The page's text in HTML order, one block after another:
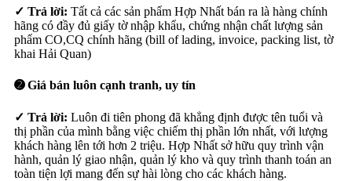
✓ Trả lời: Tất cả các sản phẩm Hợp Nhất bán ra là hàng chính
hãng có đầy đủ giấy tờ nhập khẩu, chứng nhận chất lượng sản
phẩm CO,CQ chính hãng (bill of lading, invoice, packing list, tờ
khai Hải Quan)
➋ Giá bán luôn cạnh tranh, uy tín
✓ Trả lời: Luôn đi tiên phong đã khẳng định được tên tuổi và
thị phần của mình bằng việc chiếm thị phần lớn nhất, với lượng
khách hàng lên tới hơn 2 triệu. Hợp Nhất sở hữu quy trình vận
hành, quản lý giao nhận, quản lý kho và quy trình thanh toán an
toàn tiện lợi mang đến sự hài lòng cho các khách hàng.